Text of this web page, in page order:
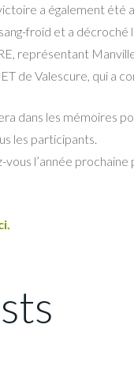
a également été
froid et a
représentant
de Valescure, qui a
dans les mémoires
les participants.
l’année